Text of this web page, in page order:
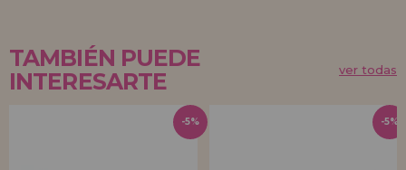
TAMBIÉN PUEDE
INTERESARTE
ver todas
-5% -5%